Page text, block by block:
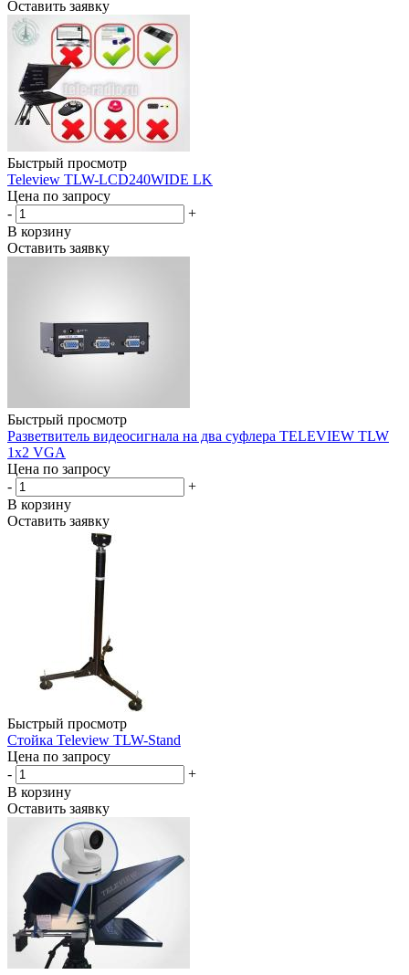
Оставить заявку
Быстрый просмотр
Teleview TLW-LCD240WIDE LK
Цена по запросу
-
+
В корзину
Оставить заявку
Быстрый просмотр
Разветвитель видеосигнала на два суфлера TELEVIEW TLW
1x2 VGA
Цена по запросу
-
+
В корзину
Оставить заявку
Быстрый просмотр
Стойка Teleview TLW-Stand
Цена по запросу
-
+
В корзину
Оставить заявку